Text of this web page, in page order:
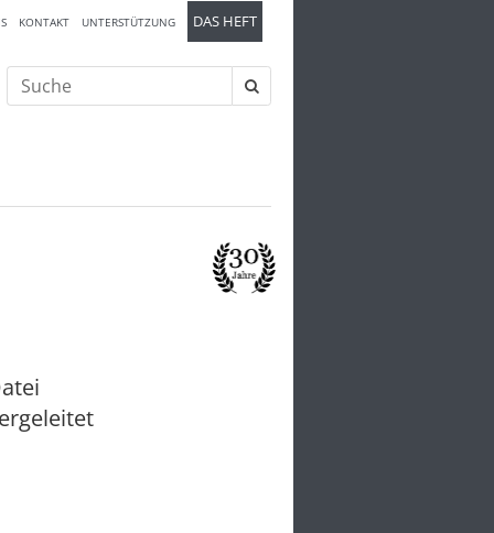
KONTAKT UNTERSTÜTZUNG DAS HEFT
Suche
nach: